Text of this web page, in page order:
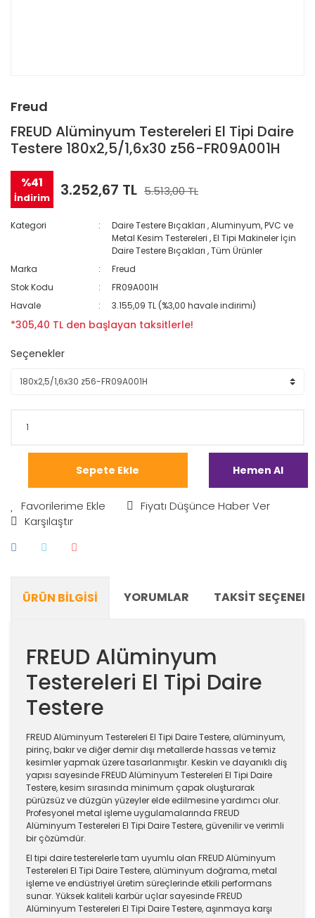
Freud
FREUD Alüminyum Testereleri El Tipi Daire
Testere 180x2,5/1,6x30 z56-FR09A001H
%41
İndirim 3.252,67 TL 5.513,00 TL
Kategori Daire Testere Bıçakları ,Aluminyum, PVC ve
Metal Kesim Testereleri ,El Tipi Makineler İçin
Daire Testere Bıçakları ,Tüm Ürünler
Marka
Freud
Stok Kodu
FR09A001H
Havale
3.155,09 TL (%3,00 havale indirimi)
*305,40 TL den başlayan taksitlerle!
Seçenekler
Sepete Ekle Hemen Al
Fiyatı Düşünce Haber Ver
Karşılaştır
ÜRÜN BILGISI YORUMLAR TAKSIT
FREUD Alüminyum
Testereleri El Tipi Daire
Testere
FREUD Alüminyum Testereleri El Tipi Daire Testere, alüminyum,
pirinç, bakır ve diğer demir dışı metallerde hassas ve temiz
kesimler yapmak üzere tasarlanmıştır. Keskin ve dayanıklı diş
yapısı sayesinde FREUD Alüminyum Testereleri El Tipi Daire
Testere, kesim sırasında minimum çapak oluşturarak
pürüzsüz ve düzgün yüzeyler elde edilmesine yardımcı olur.
Profesyonel metal işleme uygulamalarında FREUD
Alüminyum Testereleri El Tipi Daire Testere, güvenilir ve verimli
bir çözümdür.
El tipi daire testerelerle tam uyumlu olan FREUD Alüminyum
Testereleri El Tipi Daire Testere, alüminyum doğrama, metal
işleme ve endüstriyel üretim süreçlerinde etkili performans
sunar. Yüksek kaliteli karbür uçlar sayesinde FREUD
Alüminyum Testereleri El Tipi Daire Testere, aşınmaya karşı